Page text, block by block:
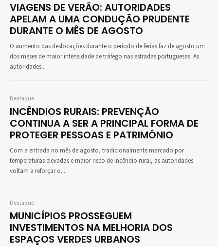
VIAGENS DE VERÃO: AUTORIDADES
APELAM A UMA CONDUÇÃO PRUDENTE
DURANTE O MÊS DE AGOSTO
O aumento das deslocações durante o período de férias faz de agosto um
dos meses de maior intensidade de tráfego nas estradas portuguesas. As
autoridades...
Destaque
INCÊNDIOS RURAIS: PREVENÇÃO
CONTINUA A SER A PRINCIPAL FORMA DE
PROTEGER PESSOAS E PATRIMÓNIO
Com a entrada no mês de agosto, tradicionalmente marcado por
temperaturas elevadas e maior risco de incêndio rural, as autoridades
voltam a reforçar o...
Destaque
MUNICÍPIOS PROSSEGUEM
INVESTIMENTOS NA MELHORIA DOS
ESPAÇOS VERDES URBANOS